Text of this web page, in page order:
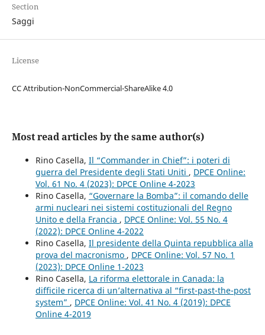
Section
Saggi
License
CC Attribution-NonCommercial-ShareAlike 4.0
Most read articles by the same author(s)
Rino Casella, Il “Commander in Chief”: i poteri di
guerra del Presidente degli Stati Uniti , DPCE Online:
Vol. 61 No. 4 (2023): DPCE Online 4-2023
Rino Casella, “Governare la Bomba”: il comando delle
armi nucleari nei sistemi costituzionali del Regno
Unito e della Francia , DPCE Online: Vol. 55 No. 4
(2022): DPCE Online 4-2022
Rino Casella, Il presidente della Quinta repubblica alla
prova del macronismo , DPCE Online: Vol. 57 No. 1
(2023): DPCE Online 1-2023
Rino Casella, La riforma elettorale in Canada: la
difficile ricerca di un’alternativa al “first-past-the-post
system” , DPCE Online: Vol. 41 No. 4 (2019): DPCE
Online 4-2019